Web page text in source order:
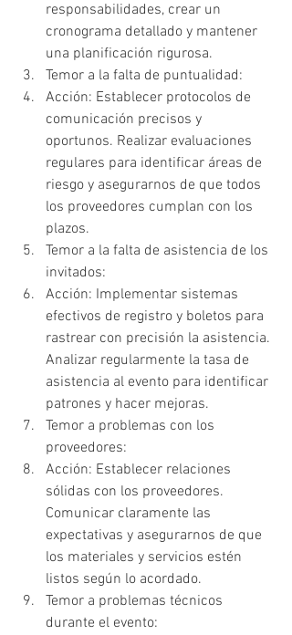
responsabilidades, crear un
cronograma detallado y mantener
una planificación rigurosa.
Temor a la falta de puntualidad:
Acción: Establecer protocolos de
comunicación precisos y
oportunos. Realizar evaluaciones
regulares para identificar áreas de
riesgo y asegurarnos de que todos
los proveedores cumplan con los
plazos.
Temor a la falta de asistencia de los
invitados:
Acción: Implementar sistemas
efectivos de registro y boletos para
rastrear con precisión la asistencia.
Analizar regularmente la tasa de
asistencia al evento para identificar
patrones y hacer mejoras.
Temor a problemas con los
proveedores:
Acción: Establecer relaciones
sólidas con los proveedores.
Comunicar claramente las
expectativas y asegurarnos de que
los materiales y servicios estén
listos según lo acordado.
Temor a problemas técnicos
durante el evento: